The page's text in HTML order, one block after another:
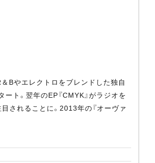
Bやエレクトロをブレンドした独自
ト。翌年のEP『CMYK』がラジオを
されることに。2013年の『オーヴァ